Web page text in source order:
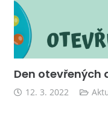
Den otevřených
12. 3. 2022